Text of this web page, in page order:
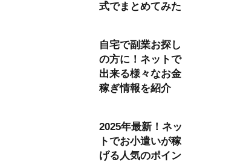
式でまとめてみた
自宅で副業お探し
の方に！ネットで
出来る様々なお金
稼ぎ情報を紹介
2025年最新！ネッ
トでお小遣いが稼
げる人気のポイン